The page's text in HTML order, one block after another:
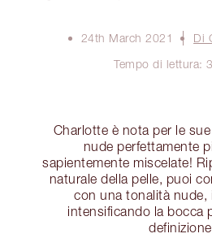
24th March 2021
Di
Tempo di lettura:
Charlotte è nota per le
nude perfettamente
sapientemente miscelate!
naturale della pelle, puoi
con una tonalità nude,
intensificando la bocca